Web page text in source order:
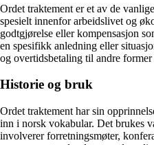
Ordet traktement er et av de
spesielt innenfor arbeidslivet og
godtgjørelse eller kompensasjon
en spesifikk anledning eller
og overtidsbetaling til andre
Historie og bruk
Ordet traktement har sin
inn i norsk vokabular. Det brukes
involverer forretningsmøter,